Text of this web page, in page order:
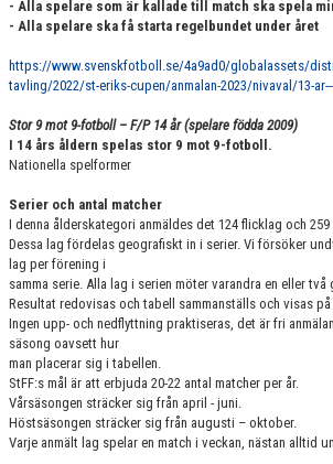
- Alla spelare som är kallade till match ska spela
- Alla spelare ska få starta regelbundet under året
https://www.svenskfotboll.se/4a9ad0/globalassets/
tavling/2022/st-eriks-cupen/anmalan-2023/nivaval/13-
Stor 9 mot 9-fotboll – F/P 14 år (spelare födda 2009)
I 14 års åldern spelas stor 9 mot 9-fotboll.
Nationella spelformer
Serier och antal matcher
I denna ålderskategori anmäldes det 124 flicklag och
Dessa lag fördelas geografiskt in i serier. Vi försöker
lag per förening i
samma serie. Alla lag i serien möter varandra en eller två
Resultat redovisas och tabell sammanställs och visas på
Ingen upp- och nedflyttning praktiseras, det är fri
säsong oavsett hur
man placerar sig i tabellen.
StFF:s mål är att erbjuda 20-22 antal matcher per år.
Vårsäsongen sträcker sig från april - juni.
Höstsäsongen sträcker sig från augusti – oktober.
Varje anmält lag spelar en match i veckan, nästan alltid